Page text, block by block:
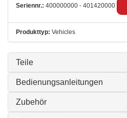
Seriennr.: 400000000 - 401420000
Produkttyp: Vehicles
Teile
Bedienungsanleitungen
Zubehör